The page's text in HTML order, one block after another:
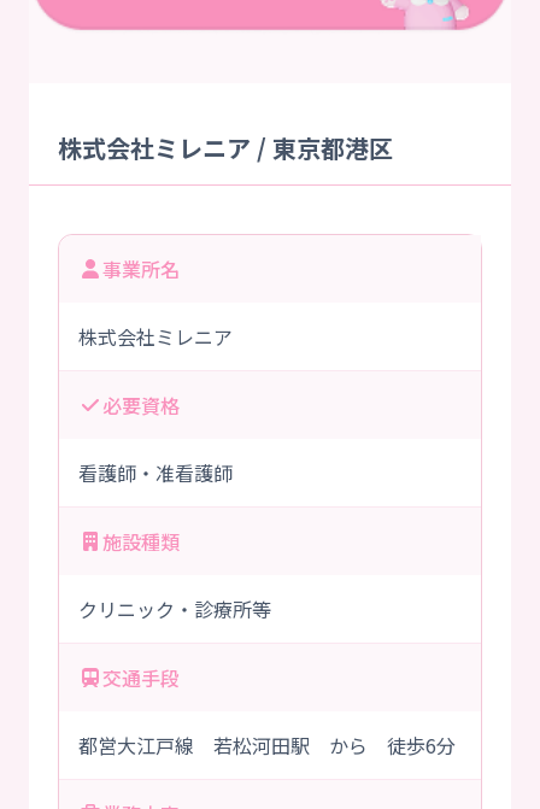
株式会社ミレニア / 東京都港区
事業所名
株式会社ミレニア
必要資格
看護師・准看護師
施設種類
クリニック・診療所等
交通手段
都営大江戸線 若松河田駅 から 徒歩6分